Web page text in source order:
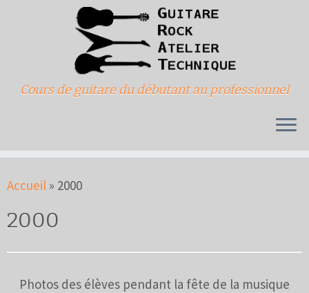
Cours de guitare du débutant au professionnel
Accueil » 2000
2000
Photos des élèves pendant la fête de la musique